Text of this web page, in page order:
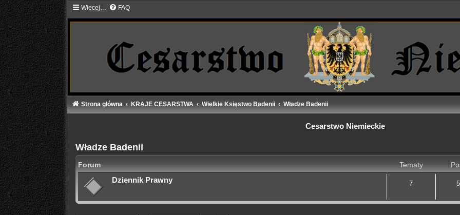
Więcej… FAQ
Strona główna KRAJE CESARSTWA Wielkie Księstwo Badenii Władze Badenii
Cesarstwo Niemieckie
Władze Badenii
Forum Tematy
Dziennik Prawny
7